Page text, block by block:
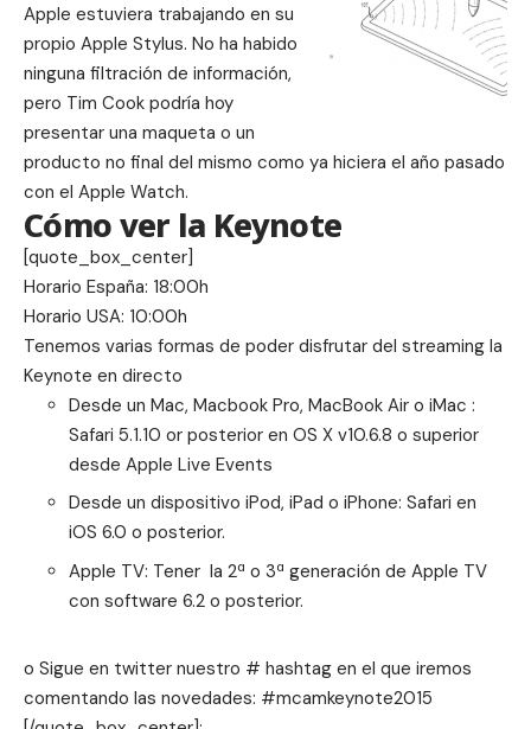
Apple estuviera trabajando en su
propio Apple Stylus. No ha habido
ninguna filtración de información,
pero Tim Cook podría hoy
presentar una maqueta o un
producto no final del mismo como ya hiciera el año pasado
con el Apple Watch.
Cómo ver la Keynote
[quote_box_center]
Horario España: 18:00h
Horario USA: 10:00h
Tenemos varias formas de poder disfrutar del streaming la
Keynote en directo
Desde un Mac, Macbook Pro, MacBook Air o iMac :
Safari 5.1.10 or posterior en OS X v10.6.8 o superior
desde Apple Live Events
Desde un dispositivo iPod, iPad o iPhone: Safari en
iOS 6.0 o posterior.
Apple TV: Tener la 2ª o 3ª generación de Apple TV
con software 6.2 o posterior.
o Sigue en twitter nuestro # hashtag en el que iremos
comentando las novedades: #mcamkeynote2015